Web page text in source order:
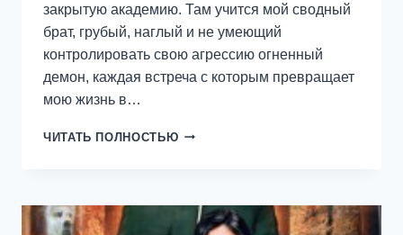
закрытую академию. Там учится мой сводный
брат, грубый, наглый и не умеющий
контролировать свою агрессию огненный
демон, каждая встреча с которым превращает
мою жизнь в…
ЧИТАТЬ ПОЛНОСТЬЮ НАЕДИНЕ